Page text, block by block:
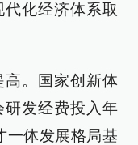
化经济体系取
。国家创新体
研发经费投入年
一体发展格局基